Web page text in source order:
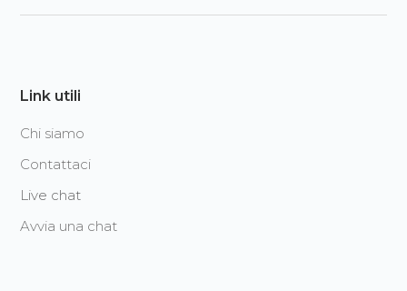
Link utili
Chi siamo
Contattaci
Live chat
Avvia una chat